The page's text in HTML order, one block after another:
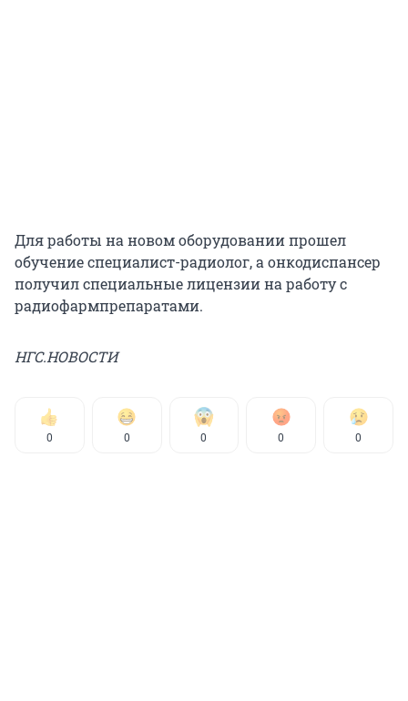
Для работы на новом оборудовании прошел
обучение специалист-радиолог, а онкодиспансер
получил специальные лицензии на работу с
радиофармпрепаратами.
НГС.НОВОСТИ
0 0 0 0 0